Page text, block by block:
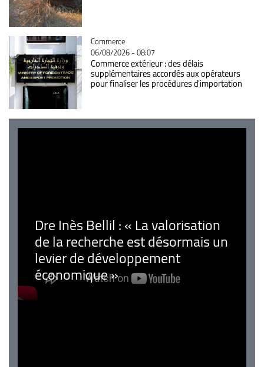
Catégorie
Commerce
06/08/2026 - 08:07
Commerce extérieur : des délais
supplémentaires accordés aux opérateurs
pour finaliser les procédures d'importation
Dre Inès Bellil : « La valorisation
de la recherche est désormais un
levier de développement
économique »